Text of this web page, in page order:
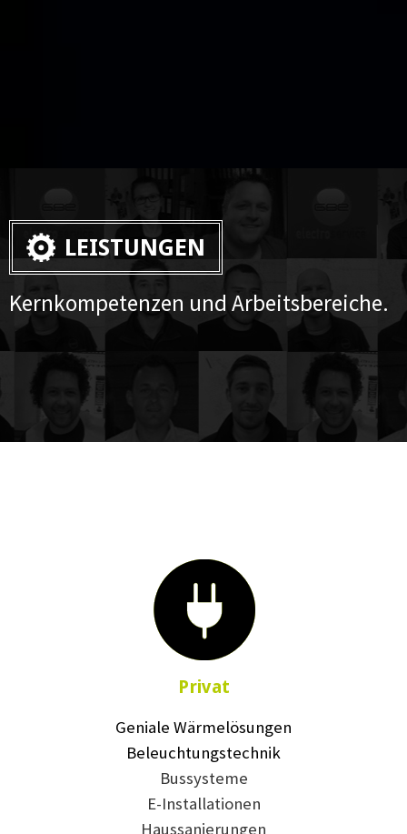
LEISTUNGEN
Kernkompetenzen und Arbeitsbereiche.
Privat
Geniale Wärmelösungen
Beleuchtungstechnik
Bussysteme
E-Installationen
Haussanierungen